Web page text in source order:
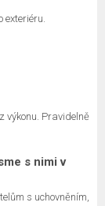
exteriéru.
výkonu. Pravidelně
s nimi v
s uchovněním,